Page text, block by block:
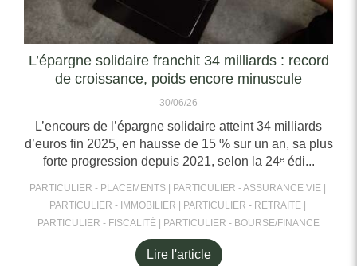
L’épargne solidaire franchit 34 milliards : record
de croissance, poids encore minuscule
30/06/26
L’encours de l’épargne solidaire atteint 34 milliards
d’euros fin 2025, en hausse de 15 % sur un an, sa plus
forte progression depuis 2021, selon la 24ᵉ édi...
PARTICULIER - PLACEMENTS
PARTICULIER - ASSURANCE VIE
PARTICULIER - IMMOBILIER
PARTICULIER - RETRAITE
PARTICULIER - FISCALITÉ
PARTICULIER - BOURSE/FINANCE
Lire l'article